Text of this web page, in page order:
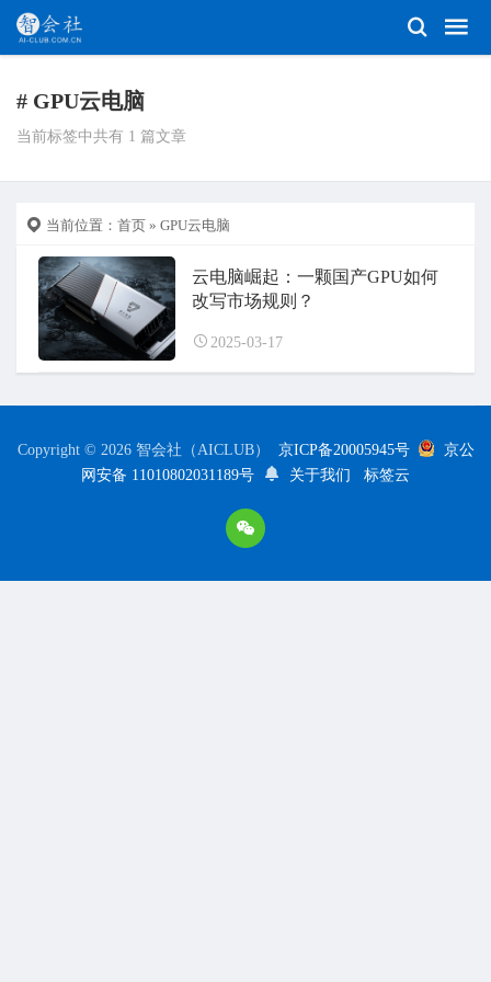
# GPU云电脑
当前标签中共有 1 篇文章
当前位置： 首页 » GPU云电脑
云电脑崛起：一颗国产GPU如何
改写市场规则？
2025-03-17
Copyright © 2026 智会社（AICLUB） 京ICP备20005945号
京公
网安备 11010802031189号
关于我们 标签云